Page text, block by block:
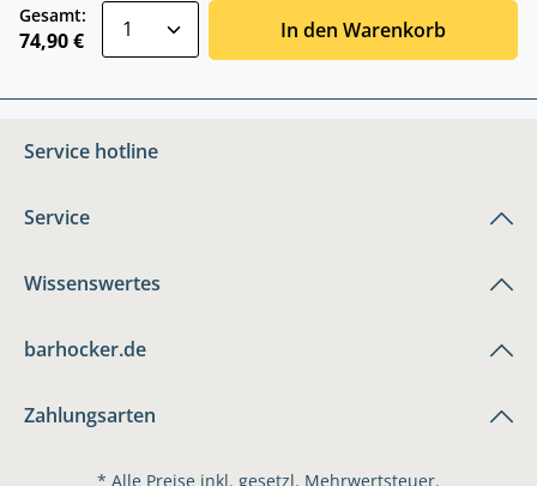
Gesamt:
74,90 € In den Warenkorb
Service hotline
Service
Wissenswertes
barhocker.de
Zahlungsarten
* Alle Preise inkl. gesetzl. Mehrwertsteuer.